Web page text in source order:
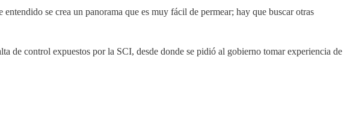
se crea un panorama que es muy fácil de permear; hay que buscar otras
de control expuestos por la SCI, desde donde se pidió al gobierno tomar experiencia de